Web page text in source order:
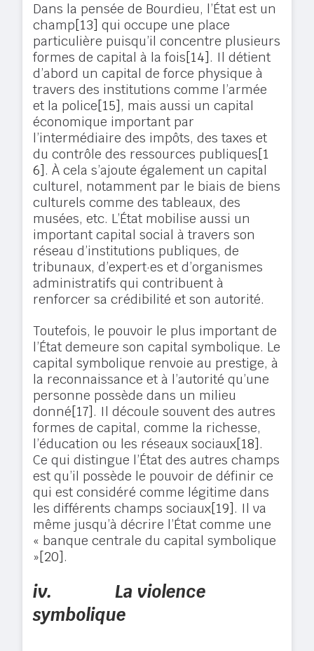
Dans la pensée de Bourdieu, l’État est un
champ[13] qui occupe une place
particulière puisqu’il concentre plusieurs
formes de capital à la fois[14]. Il détient
d’abord un capital de force physique à
travers des institutions comme l’armée
et la police[15], mais aussi un capital
économique important par
l’intermédiaire des impôts, des taxes et
du contrôle des ressources publiques[1
6]. À cela s’ajoute également un capital
culturel, notamment par le biais de biens
culturels comme des tableaux, des
musées, etc. L’État mobilise aussi un
important capital social à travers son
réseau d’institutions publiques, de
tribunaux, d’expert·es et d’organismes
administratifs qui contribuent à
renforcer sa crédibilité et son autorité.
Toutefois, le pouvoir le plus important de
l’État demeure son capital symbolique. Le
capital symbolique renvoie au prestige, à
la reconnaissance et à l’autorité qu’une
personne possède dans un milieu
donné[17]. Il découle souvent des autres
formes de capital, comme la richesse,
l’éducation ou les réseaux sociaux[18].
Ce qui distingue l’État des autres champs
est qu’il possède le pouvoir de définir ce
qui est considéré comme légitime dans
les différents champs sociaux[19]. Il va
même jusqu’à décrire l’État comme une
« banque centrale du capital symbolique
»[20].
iv.La violence
symbolique